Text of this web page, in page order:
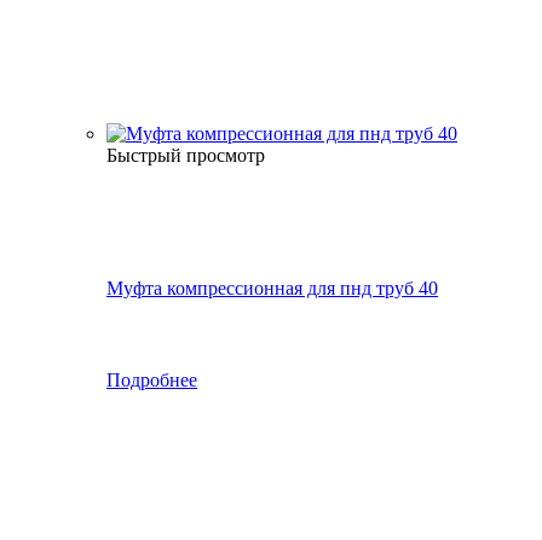
Быстрый просмотр
Муфта компрессионная для пнд труб 40
Подробнее